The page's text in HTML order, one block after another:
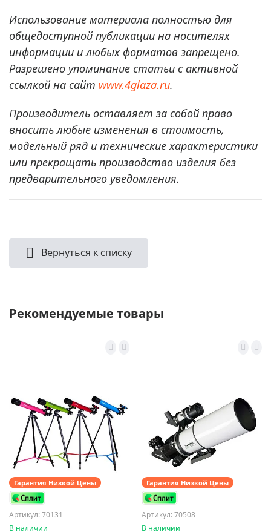
Использование материала полностью для
общедоступной публикации на носителях
информации и любых форматов запрещено.
Разрешено упоминание статьи с активной
ссылкой на сайт www.4glaza.ru.
Производитель оставляет за собой право
вносить любые изменения в стоимость,
модельный ряд и технические характеристики
или прекращать производство изделия без
предварительного уведомления.
Вернуться к списку
Рекомендуемые товары
Гарантия Низкой Цены
Артикул: 70131
В наличии
Гарантия Низкой Цены
Артикул: 70508
В наличии